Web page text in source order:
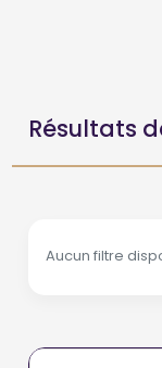
Résultats
Aucun filtre